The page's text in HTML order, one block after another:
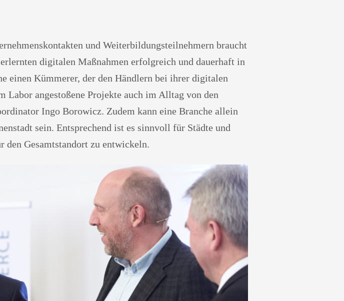
und Weiterbildungsteilnehmern braucht
digitalen Maßnahmen erfolgreich und dauerhaft in
einen Kümmerer, der den Händlern bei ihrer digitalen
angestoßene Projekte auch im Alltag von den
Ingo Borowicz. Zudem kann eine Branche allein
sein. Entsprechend ist es sinnvoll für Städte und
den Gesamtstandort zu entwickeln.